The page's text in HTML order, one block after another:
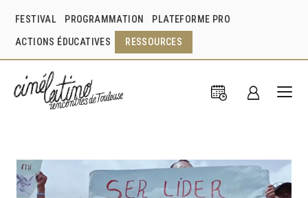
FESTIVAL PROGRAMMATION PLATEFORME PRO
ACTIONS ÉDUCATIVES RESSOURCES